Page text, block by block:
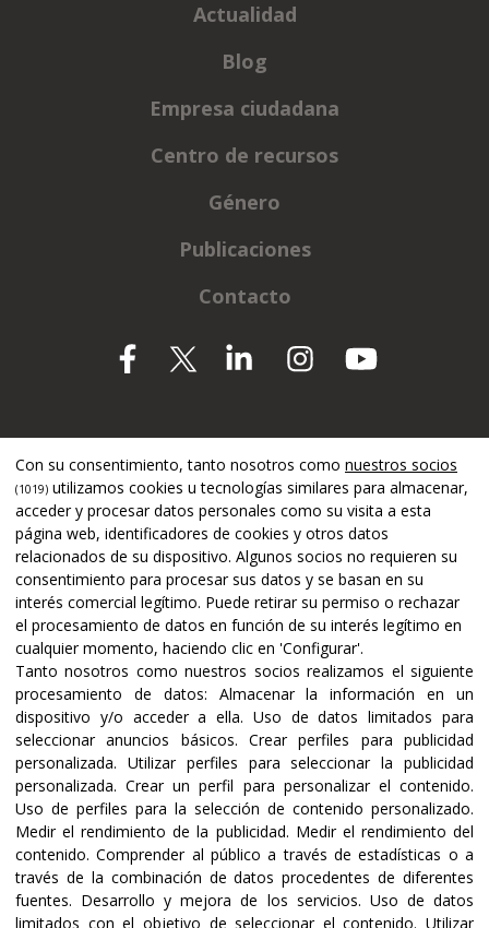
Actualidad
Blog
Empresa ciudadana
Centro de recursos
Género
Publicaciones
Contacto
Certificaciones y acreditaciones
Con su consentimiento, tanto nosotros como nuestros socios
(1019) utilizamos cookies u tecnologías similares para almacenar,
acceder y procesar datos personales como su visita a esta
página web, identificadores de cookies y otros datos
relacionados de su dispositivo. Algunos socios no requieren su
consentimiento para procesar sus datos y se basan en su
interés comercial legítimo. Puede retirar su permiso o rechazar
el procesamiento de datos en función de su interés legítimo en
cualquier momento, haciendo clic en 'Configurar'.
Tanto nosotros como nuestros socios realizamos el siguiente
procesamiento de datos: Almacenar la información en un
dispositivo y/o acceder a ella. Uso de datos limitados para
seleccionar anuncios básicos.Crear perfiles para publicidad
personalizada. Utilizar perfiles para seleccionar la publicidad
personalizada.Crear un perfil para personalizar el contenido.
Uso de perfiles para la selección de contenido personalizado.
Medir el rendimiento de la publicidad. Medir el rendimiento del
contenido.Comprender al público a través de estadísticas o a
través de la combinación de datos procedentes de diferentes
fuentes. Desarrollo y mejora de los servicios. Uso de datos
limitados con el objetivo de seleccionar el contenido. Utilizar